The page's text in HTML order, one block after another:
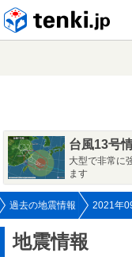
台風13号
大型で非常に
ます
過去の地震情報 2021年
地震情報